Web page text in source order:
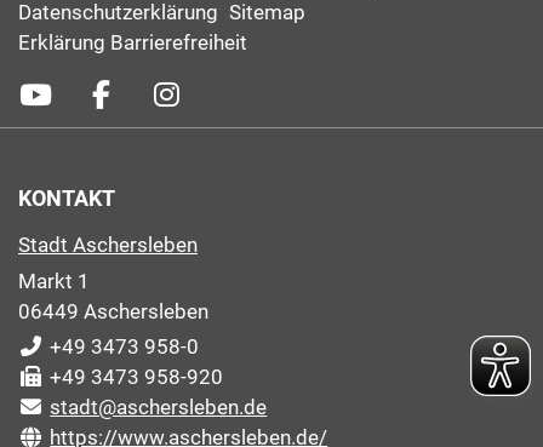
Datenschutzerklärung Sitemap
Erklärung Barrierefreiheit
KONTAKT
Stadt Aschersleben
Markt 1
06449 Aschersleben
+49 3473 958-0
+49 3473 958-920
stadt@aschersleben.de
https://www.aschersleben.de/